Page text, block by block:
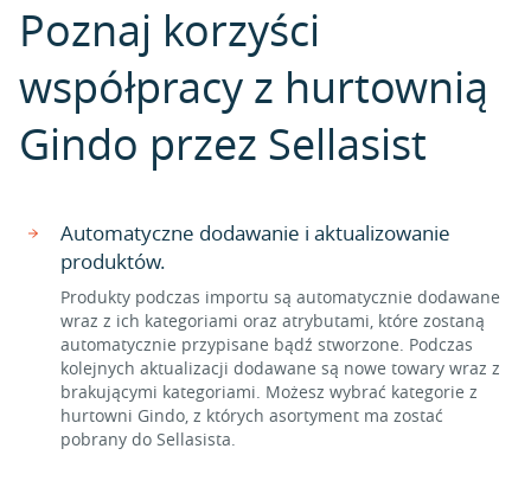
Poznaj korzyści
współpracy z hurtownią
Gindo przez Sellasist
Automatyczne dodawanie i aktualizowanie
produktów.
Produkty podczas importu są automatycznie dodawane
wraz z ich kategoriami oraz atrybutami, które zostaną
automatycznie przypisane bądź stworzone. Podczas
kolejnych aktualizacji dodawane są nowe towary wraz z
brakującymi kategoriami. Możesz wybrać kategorie z
hurtowni Gindo, z których asortyment ma zostać
pobrany do Sellasista.